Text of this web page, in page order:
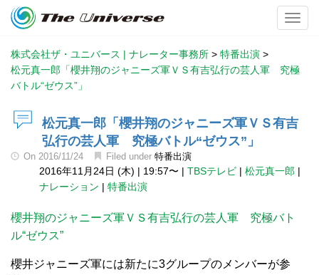
株式会社ザ・ユニバース | ナレーター事務所 > 特番出演 >
松元真一郎「櫻井翔のジャニーズ軍ＶＳ有吉弘行の芸人軍 究極
バトル“ゼウス”」
松元真一郎「櫻井翔のジャニーズ軍ＶＳ有吉
弘行の芸人軍 究極バトル“ゼウス”」
On 2016/11/24 Filed under 特番出演
2016年11月24日 (木) | 19:57〜 | TBSテレビ | 松元真一郎 |
ナレーション | 特番出演
櫻井翔のジャニーズ軍ＶＳ有吉弘行の芸人軍 究極バト
ル“ゼウス”
櫻井ジャニーズ軍には新たに3グループのメンバーが参